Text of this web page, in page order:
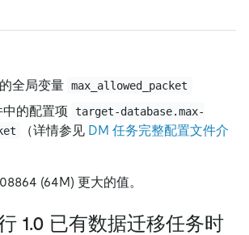
全局变量 max_allowed_packet
的配置项
target-database.max-
（详情参见 DM 任务完整配置文件介
(64M) 更大的值。
1.0 已有数据迁移任务时